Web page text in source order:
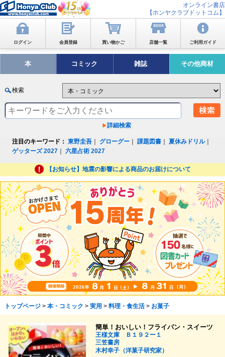
オンライン書店
【ホンヤクラブドットコム】
ログイン 会員登録 買い物かご 店舗一覧 ご利用ガイド
本 コミック 雑誌 その他商材
検索
詳細検索
注目のキーワード： 東野圭吾 グローグー ｜課題図書 ｜夏休みドリル｜
ゲッターズ 2027 ｜六星占術 2027
【お知らせ】地震の影響による商品のお届けについて
トップページ> 本・コミック > 実用 > 料理・食生活> お菓子
簡単！おいしい！フライパン・スイーツ
王様文庫 Ｂ１９２ー１
三笠書房
木村幸子（洋菓子研究家）